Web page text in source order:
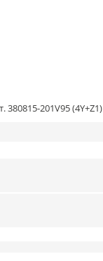
201V95 (4Y+Z1)